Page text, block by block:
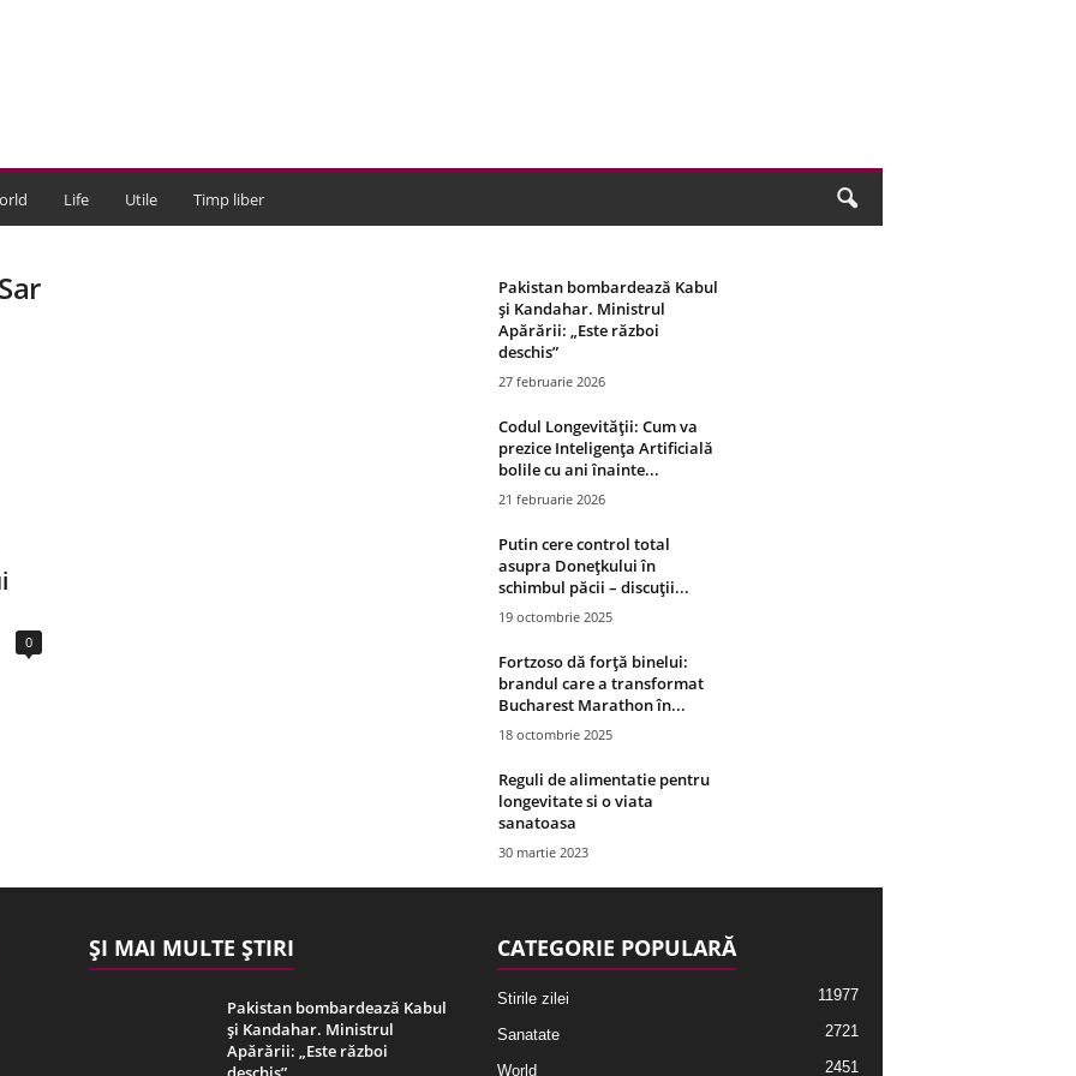
Life Utile Timp liber
0
Pakistan bombardează Kabul
și Kandahar. Ministrul
Apărării: „Este război
deschis”
27 februarie 2026
Codul Longevității: Cum va
prezice Inteligența Artificială
bolile cu ani înainte...
21 februarie 2026
Putin cere control total
asupra Donețkului în
schimbul păcii – discuții...
19 octombrie 2025
Fortzoso dă forță binelui:
brandul care a transformat
Bucharest Marathon în...
18 octombrie 2025
Reguli de alimentatie pentru
longevitate si o viata
sanatoasa
30 martie 2023
ȘI MAI MULTE ȘTIRI
Pakistan bombardează Kabul
și Kandahar. Ministrul
Apărării: „Este război
CATEGORIE POPULARĂ
Stirile zilei 11977
Sanatate 2721
World 2451